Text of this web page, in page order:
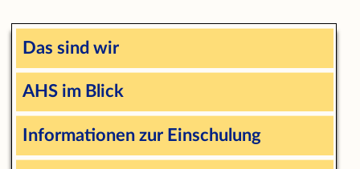
Das sind wir
AHS im Blick
Informationen zur Einschulung